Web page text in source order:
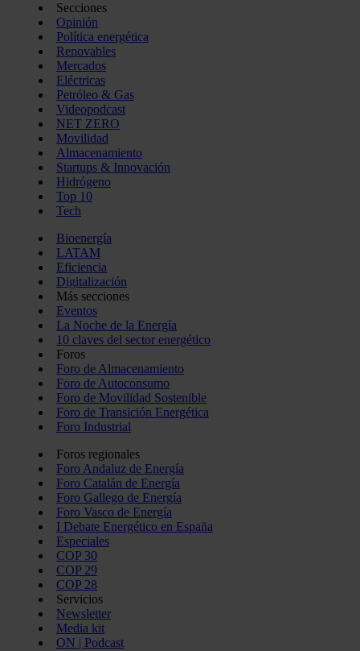
Secciones
Opinión
Política energética
Renovables
Mercados
Eléctricas
Petróleo & Gas
Videopodcast
NET ZERO
Movilidad
Almacenamiento
Startups & Innovación
Hidrógeno
Top 10
Tech
Bioenergía
LATAM
Eficiencia
Digitalización
Más secciones
Eventos
La Noche de la Energía
10 claves del sector energético
Foros
Foro de Almacenamiento
Foro de Autoconsumo
Foro de Movilidad Sostenible
Foro de Transición Energética
Foro Industrial
Foros regionales
Foro Andaluz de Energía
Foro Catalán de Energía
Foro Gallego de Energía
Foro Vasco de Energía
I Debate Energético en España
Especiales
COP 30
COP 29
COP 28
Servicios
Newsletter
Media kit
ON | Podcast